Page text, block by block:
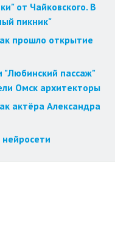
от Чайковского. В
пикник"
прошло открытие
"Любинский пассаж"
Омск архитекторы
актёра Александра
нейросети